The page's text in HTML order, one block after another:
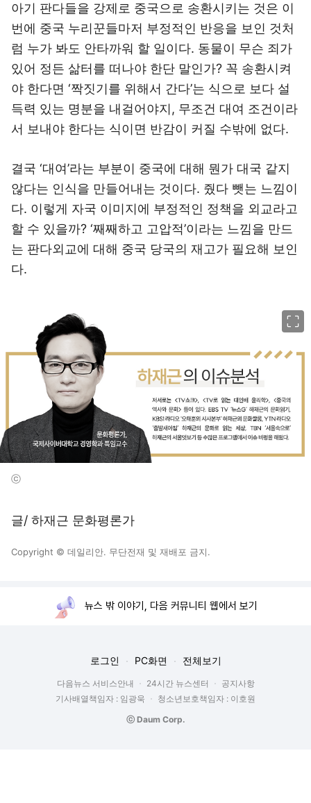
아기 판다들을 강제로 중국으로 송환시키는 것은 이
번에 중국 누리꾼들마저 부정적인 반응을 보인 것처
럼 누가 봐도 안타까워 할 일이다. 동물이 무슨 죄가
있어 정든 삶터를 떠나야 한단 말인가? 꼭 송환시켜
야 한다면 ‘짝짓기를 위해서 간다’는 식으로 보다 설
득력 있는 명분을 내걸어야지, 무조건 대여 조건이라
서 보내야 한다는 식이면 반감이 커질 수밖에 없다.
결국 ‘대여’라는 부분이 중국에 대해 뭔가 대국 같지
않다는 인식을 만들어내는 것이다. 줬다 뺏는 느낌이
다. 이렇게 자국 이미지에 부정적인 정책을 외교라고
할 수 있을까? ‘째째하고 고압적’이라는 느낌을 만드
는 판다외교에 대해 중국 당국의 재고가 필요해 보인
다.
ⓒ
글/ 하재근 문화평론가
Copyright © 데일리안. 무단전재 및 재배포 금지.
뉴스 밖 이야기, 다음 커뮤니티 웹에서 보기
로그인 PC화면 전체보기
다음뉴스 서비스안내 24시간 뉴스센터
공지사항
기사배열책임자 : 임광욱
청소년보호책임자 : 이호원
ⓒ Daum Corp.